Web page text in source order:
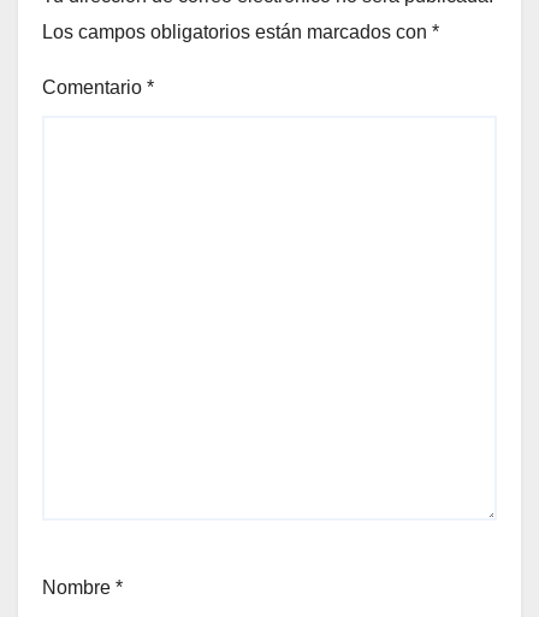
Los campos obligatorios están marcados con *
Comentario *
Nombre *